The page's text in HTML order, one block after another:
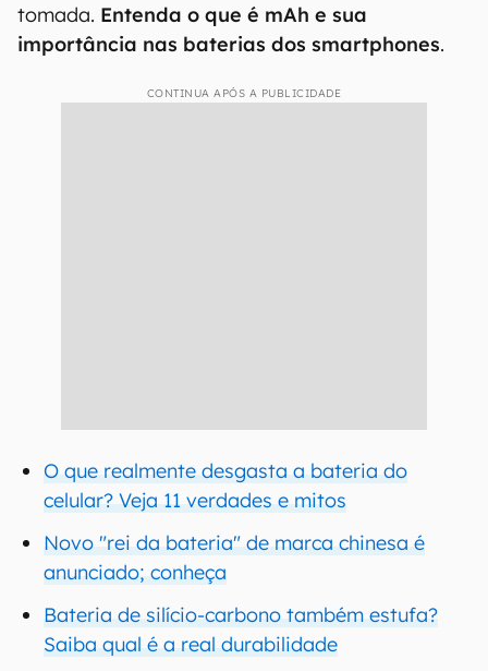
tomada. Entenda o que é mAh e sua
importância nas baterias dos smartphones.
CONTINUA APÓS A PUBLICIDADE
O que realmente desgasta a bateria do
celular? Veja 11 verdades e mitos
Novo "rei da bateria" de marca chinesa é
anunciado; conheça
Bateria de silício-carbono também estufa?
Saiba qual é a real durabilidade